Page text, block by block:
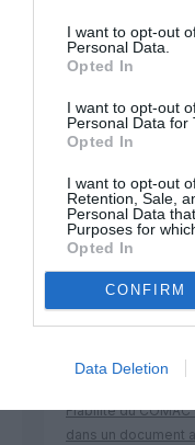
I want to opt-out
Personal Data.
Opted In
I want to opt-out
Personal Data for
Opted In
I want to opt-out
Retention, Sale,
Personal Data
Purposes for
Opted In
CONFIRM
Data Deletion
Bruno Ca
Incivilités à
bord après une
Fiabilité du
dans un document